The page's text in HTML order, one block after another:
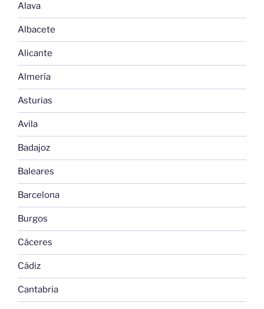
Alava
Albacete
Alicante
Almería
Asturias
Avila
Badajoz
Baleares
Barcelona
Burgos
Cáceres
Cádiz
Cantabria